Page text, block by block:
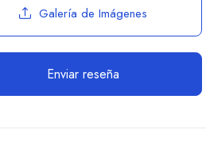
Galería de Imágenes